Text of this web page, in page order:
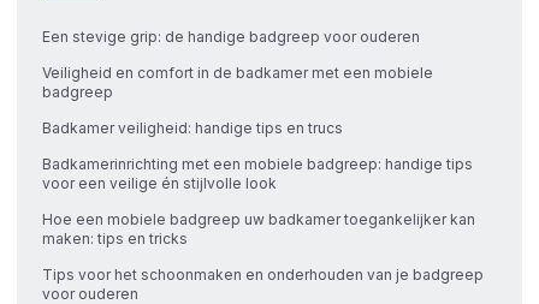
Een stevige grip: de handige badgreep voor ouderen
Veiligheid en comfort in de badkamer met een mobiele
badgreep
Badkamer veiligheid: handige tips en trucs
Badkamerinrichting met een mobiele badgreep: handige tips
voor een veilige én stijlvolle look
Hoe een mobiele badgreep uw badkamer toegankelijker kan
maken: tips en tricks
Tips voor het schoonmaken en onderhouden van je badgreep
voor ouderen